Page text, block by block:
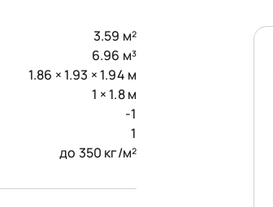
3.59 м²
6.96 м³
1.86 × 1.93 × 1.94 м
1 × 1.8 м
-1
1
до 350 кг/м²